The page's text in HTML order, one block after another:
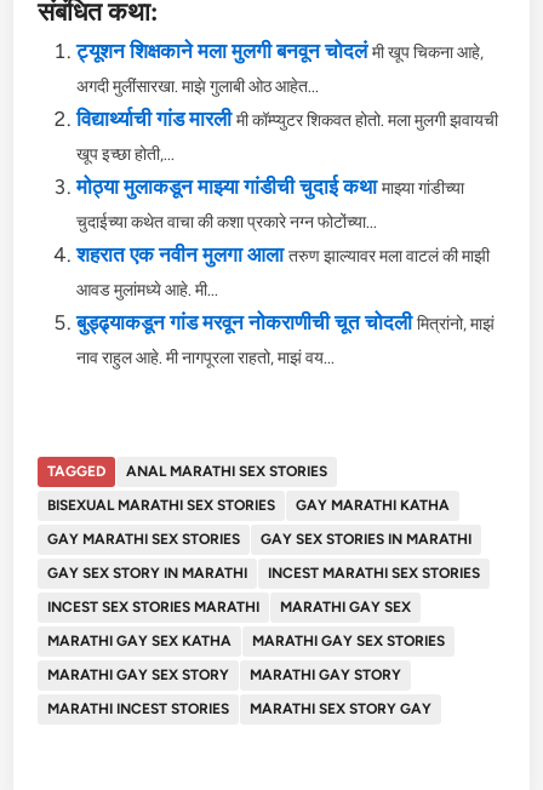
संबंधित कथा:
ट्यूशन शिक्षकाने मला मुलगी बनवून चोदलं मी खूप चिकना आहे,
अगदी मुलींसारखा. माझे गुलाबी ओठ आहेत...
विद्यार्थ्याची गांड मारली मी कॉम्प्युटर शिकवत होतो. मला मुलगी झवायची
खूप इच्छा होती,...
मोठ्या मुलाकडून माझ्या गांडीची चुदाई कथा माझ्या गांडीच्या
चुदाईच्या कथेत वाचा की कशा प्रकारे नग्न फोटोंच्या...
शहरात एक नवीन मुलगा आला तरुण झाल्यावर मला वाटलं की माझी
आवड मुलांमध्ये आहे. मी...
बुड्ढ्याकडून गांड मरवून नोकराणीची चूत चोदली मित्रांनो, माझं
नाव राहुल आहे. मी नागपूरला राहतो, माझं वय...
TAGGED
ANAL MARATHI SEX STORIES
BISEXUAL MARATHI SEX STORIES
GAY MARATHI KATHA
GAY MARATHI SEX STORIES
GAY SEX STORIES IN MARATHI
GAY SEX STORY IN MARATHI
INCEST MARATHI SEX STORIES
INCEST SEX STORIES MARATHI
MARATHI GAY SEX
MARATHI GAY SEX KATHA
MARATHI GAY SEX STORIES
MARATHI GAY SEX STORY
MARATHI GAY STORY
MARATHI INCEST STORIES
MARATHI SEX STORY GAY